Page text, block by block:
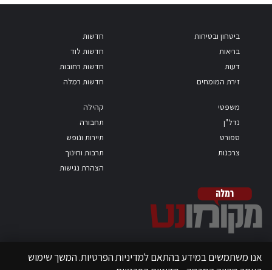
ביטחון ובטיחות
בריאות
דעות
זירת המומחים
חדשות
חדשות לוד
חדשות רחובות
חדשות רמלה
משפטי
נדל"ן
ספורט
צרכנות
קהילה
תחבורה
תיירות ונופש
תרבות וחינוך
הצהרת נגישות
אנו משתמשים במידע בהתאם למדיניות הפרטיות. המשך שימוש